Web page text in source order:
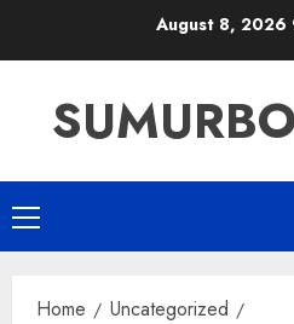
August 8, 2026
Primary
Menu
Home
Uncategorized